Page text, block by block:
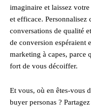
imaginaire et laissez
et efficace. Personnalisez
conversations de qualité
de conversion espéraient
marketing à capes, parce
fort de vous décoiffer.
Et vous, où en êtes-vous
buyer personas ?